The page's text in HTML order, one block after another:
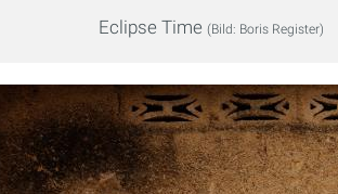
Eclipse Time (Bild: Boris Register)